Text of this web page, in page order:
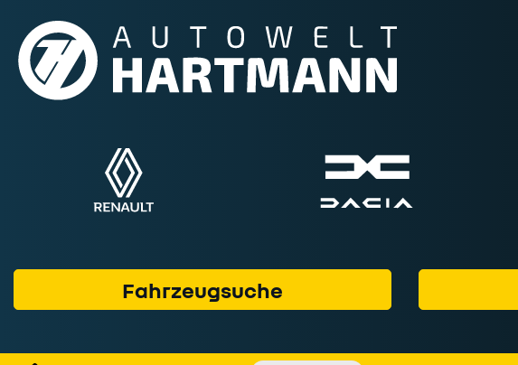
Fahrzeugsuche
Fahrzeuge
Marken & Modelle
Geschäftskunden
Finanzprodukte